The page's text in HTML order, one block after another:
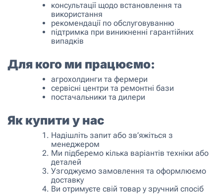
консультації щодо встановлення та
використання
рекомендації по обслуговуванню
підтримка при виникненні гарантійних
випадків
Для кого ми працюємо:
агрохолдинги та фермери
сервісні центри та ремонтні бази
постачальники та дилери
Як купити у нас
Надішліть запит або зв’яжіться з
менеджером
Ми підберемо кілька варіантів техніки або
деталей
Узгоджуємо замовлення та оформлюємо
доставку
Ви отримуєте свій товар у зручний спосіб